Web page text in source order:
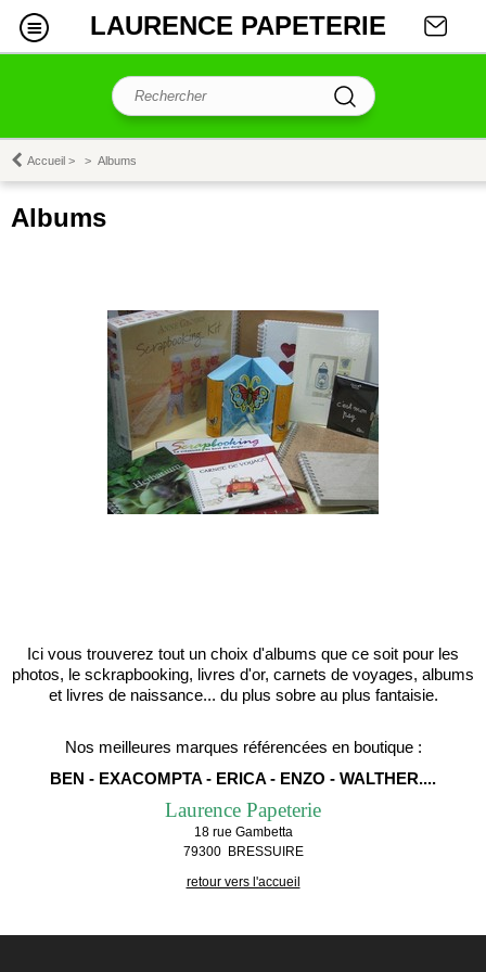
LAURENCE PAPETERIE
Accueil > > Albums
Albums
Ici vous trouverez tout un choix d'albums que ce soit pour les
photos, le sckrapbooking, livres d'or, carnets de voyages, albums
et livres de naissance... du plus sobre au plus fantaisie.
Nos meilleures marques référencées en boutique :
BEN - EXACOMPTA - ERICA - ENZO - WALTHER....
Laurence Papeterie
18 rue Gambetta
79300 BRESSUIRE
retour vers l'accueil